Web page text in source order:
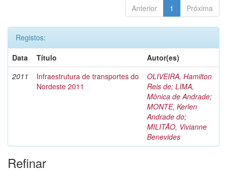
Anterior 1 Próxima
Registos:
Data
Título
Autor(es)
2011
Infraestrutura de transportes do
Nordeste 2011
OLIVEIRA, Hamilton
Reis de; LIMA,
Mônica de Andrade;
MONTE, Kerlen
Andrade do;
MILITÃO, Vivianne
Benevides
Refinar